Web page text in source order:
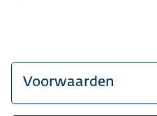
Voorwaarden